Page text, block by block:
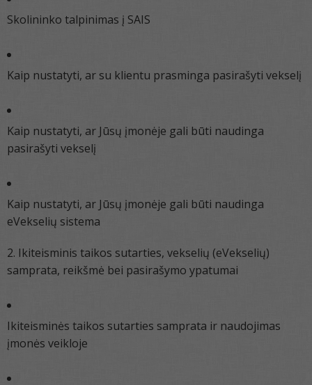
Skolininko talpinimas į SAIS
Kaip nustatyti, ar su klientu prasminga pasirašyti vekselį
Kaip nustatyti, ar Jūsų įmonėje gali būti naudinga
pasirašyti vekselį
Kaip nustatyti, ar Jūsų įmonėje gali būti naudinga
eVekselių sistema
2. Ikiteisminis taikos sutarties, vekselių (eVekselių)
samprata, reikšmė bei pasirašymo ypatumai
Ikiteisminės taikos sutarties samprata ir naudojimas
įmonės veikloje